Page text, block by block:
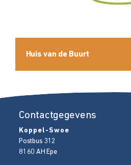
Huis van de Buurt
Contactgegevens
Koppel-Swoe
Postbus 312
8160 AH Epe